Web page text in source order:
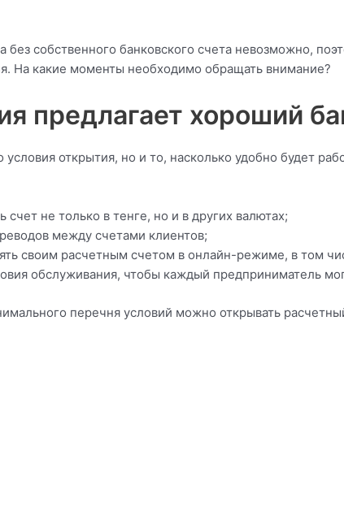
без собственного банковского счета невозможно,
На какие моменты необходимо обращать внимание?
предлагает хороший
условия открытия, но и то, насколько удобно будет
счет не только в тенге, но и в других валютах;
между счетами клиентов;
своим расчетным счетом в онлайн-режиме, в том
обслуживания, чтобы каждый предприниматель
перечня условий можно открывать